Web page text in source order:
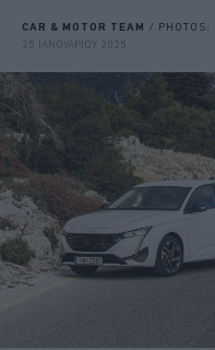
CAR & MOTOR TEAM / PHOTOS:
25 ΙΑΝΟΥΑΡΙΟΥ 2025